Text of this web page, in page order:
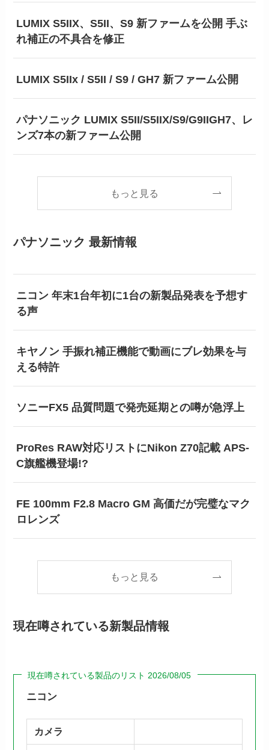
LUMIX S5IIX、S5II、S9 新ファームを公開 手ぶ
れ補正の不具合を修正
LUMIX S5IIx / S5II / S9 / GH7 新ファーム公開
パナソニック LUMIX S5II/S5IIX/S9/G9IIGH7、レ
ンズ7本の新ファーム公開
もっと見る
パナソニック 最新情報
ニコン 年末1台年初に1台の新製品発表を予想す
る声
キヤノン 手振れ補正機能で動画にブレ効果を与
える特許
ソニーFX5 品質問題で発売延期との噂が急浮上
ProRes RAW対応リストにNikon Z70記載 APS-
C旗艦機登場!?
FE 100mm F2.8 Macro GM 高価だが完璧なマク
ロレンズ
もっと見る
現在噂されている新製品情報
現在噂されている製品のリスト 2026/08/05
ニコン
カメラ